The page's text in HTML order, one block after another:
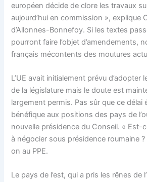
européen décide de clore les travaux
aujourd’hui en commission », explique
d’Allonnes-Bonnefoy. Si les textes
pourront faire l’objet d’amendements,
français mécontents des moutures
L’UE avait initialement prévu d’adopter
de la législature mais le doute est
largement permis. Pas sûr que ce délai
bénéfique aux positions des pays de
nouvelle présidence du Conseil. « Est-
à négocier sous présidence roumaine
on au PPE.
Le pays de l’est, qui a pris les rênes de